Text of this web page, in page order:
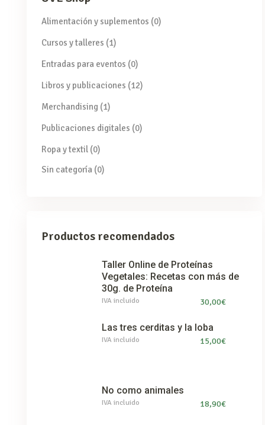
Alimentación y suplementos (0)
Cursos y talleres (1)
Entradas para eventos (0)
Libros y publicaciones (12)
Merchandising (1)
Publicaciones digitales (0)
Ropa y textil (0)
Sin categoría (0)
Productos recomendados
Taller Online de Proteínas
Vegetales: Recetas con más de
30g. de Proteína
30,00€
IVA incluido
Las tres cerditas y la loba
15,00€
IVA incluido
No como animales
18,90€
IVA incluido